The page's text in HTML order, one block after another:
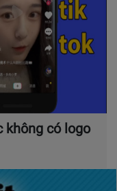
không có logo